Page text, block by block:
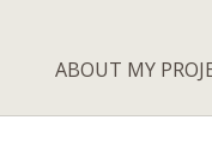
ABOUT MY